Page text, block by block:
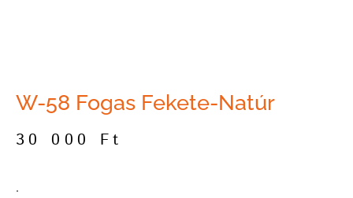
W-58 Fogas Fekete-Natúr
30 000 Ft
­.